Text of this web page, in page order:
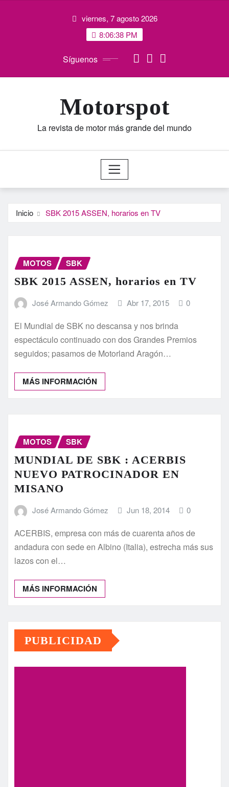
viernes, 7 agosto 2026
8:06:38 PM
Síguenos
Motorspot
La revista de motor más grande del mundo
Inicio SBK 2015 ASSEN, horarios en TV
MOTOS SBK
SBK 2015 ASSEN, horarios en TV
José Armando Gómez Abr 17, 2015 0
El Mundial de SBK no descansa y nos brinda
espectáculo continuado con dos Grandes Premios
seguidos; pasamos de Motorland Aragón…
MÁS INFORMACIÓN
MOTOS SBK
MUNDIAL DE SBK : ACERBIS
NUEVO PATROCINADOR EN
MISANO
José Armando Gómez Jun 18, 2014 0
ACERBIS, empresa con más de cuarenta años de
andadura con sede en Albino (Italia), estrecha más sus
lazos con el…
MÁS INFORMACIÓN
PUBLICIDAD